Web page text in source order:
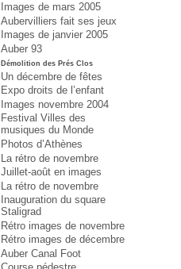
Images de mars 2005
Aubervilliers fait ses jeux
Images de janvier 2005
Auber 93
Démolition des Prés Clos
Un décembre de fêtes
Expo droits de l’enfant
Images novembre 2004
Festival Villes des
musiques du Monde
Photos d’Athènes
La rétro de novembre
Juillet-août en images
La rétro de novembre
Inauguration du square
Staligrad
Rétro images de novembre
Rétro images de décembre
Auber Canal Foot